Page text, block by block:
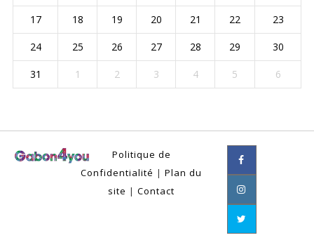
17 18 19 20 21 22 23
24 25 26 27 28 29 30
31 1 2 3 4 5 6
Politique de
Confidentialité | Plan du
site | Contact